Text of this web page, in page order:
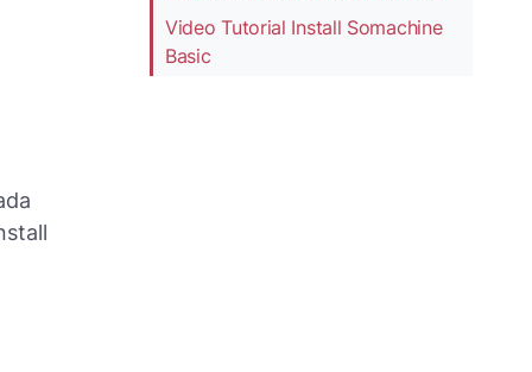
Video Tutorial Install Somachine
Basic